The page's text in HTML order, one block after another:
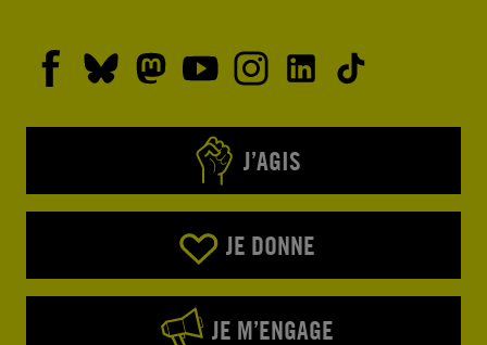
J’AGIS
JE DONNE
JE M’ENGAGE